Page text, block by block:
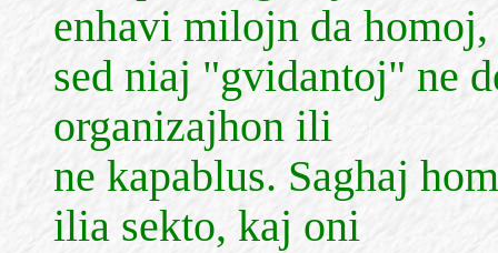
enhavi milojn da homoj,
sed niaj "gvidantoj" ne
organizajhon ili
ne kapablus. Saghaj
ilia sekto, kaj oni